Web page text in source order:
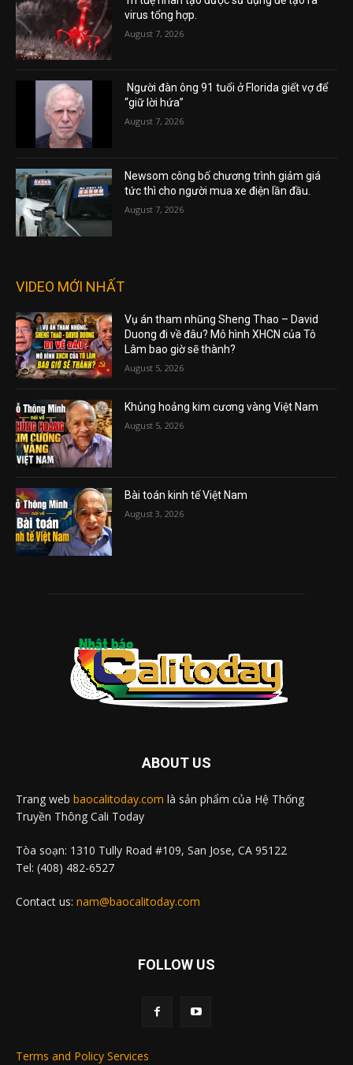
virus tổng hợp.
August 7, 2026
Người đàn ông 91 tuổi ở Florida giết vợ để
“giữ lời hứa”
August 7, 2026
Newsom công bố chương trình giảm giá
tức thì cho người mua xe điện lần đầu.
August 7, 2026
VIDEO MỚI NHẤT
Vụ án tham nhũng Sheng Thao – David
Duong đi về đâu? Mô hình XHCN của Tô
Lâm bao giờ sẽ thành?
August 5, 2026
Khủng hoảng kim cương vàng Việt Nam
August 5, 2026
Bài toán kinh tế Việt Nam
August 3, 2026
ABOUT US
Trang web baocalitoday.com là sản phẩm của Hệ Thống
Truyền Thông Cali Today
Tòa soạn: 1310 Tully Road #109, San Jose, CA 95122
Tel: (408) 482-6527
Contact us: nam@baocalitoday.com
FOLLOW US
Terms and Policy Services